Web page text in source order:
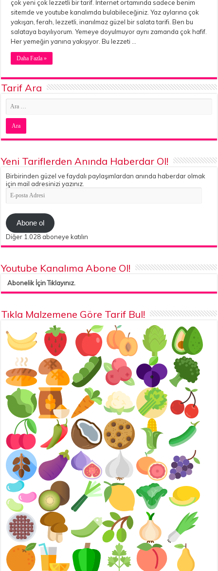
çok yeni çok lezzetli bir tarif. İnternet ortamında sadece benim
sitemde ve youtube kanalımda bulabileceğiniz. Yaz aylarına çok
yakışan, ferah, lezzetli, inanılmaz güzel bir salata tarifi. Ben bu
salataya bayılıyorum. Yemeye doyulmuyor aynı zamanda çok hafif.
Her yemeğin yanına yakışıyor. Bu lezzeti …
Daha Fazla »
Tarif Ara
Yeni Tariflerden Anında Haberdar Ol!
Birbirinden güzel ve faydalı paylaşımlardan anında haberdar olmak
için mail adresinizi yazınız.
E-
posta
Abone ol
Diğer 1.028 aboneye katılın
Youtube Kanalıma Abone Ol!
Abonelik İçin Tıklayınız.
Tıkla Malzemene Göre Tarif Bul!